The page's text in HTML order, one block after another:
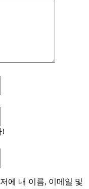
일
!
트에 내 이름, 이메일 및